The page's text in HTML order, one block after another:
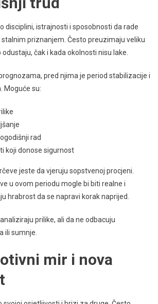
disciplini, istrajnosti i sposobnosti da rade
priznanjem. Često preuzimaju veliku
čak i kada okolnosti nisu lake.
pred njima je period stabilizacije i
Moguće su:
rad
koji donose sigurnost
jeste da vjeruju sopstvenoj procjeni.
u ovom periodu mogle bi biti realne i
hrabrost da se napravi korak naprijed.
prilike, ali da ne odbacuju
ili sumnje.
mir i nova